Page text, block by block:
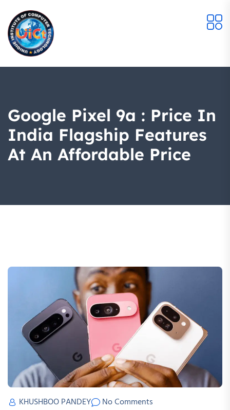
Google Pixel 9a : Price In
India Flagship Features
At An Affordable Price
KHUSHBOO PANDEY
No Comments